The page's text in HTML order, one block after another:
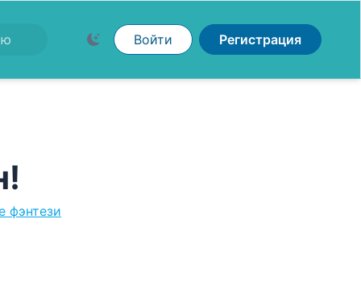
Войти Регистрация
фэнтези